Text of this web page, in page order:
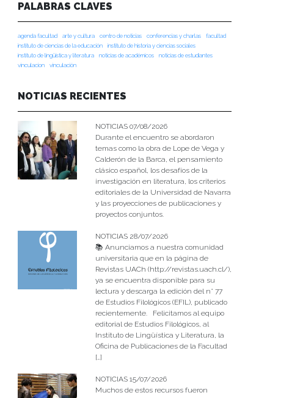
PALABRAS CLAVES
agenda facultad arte y cultura centro de noticias conferencias y charlas
facultad
instituto de ciencias de la educación
instituto de historia y ciencias sociales
instituto de lingüística y literatura
noticias de académicos
noticias de estudiantes
vinculacion
vinculación
NOTICIAS RECIENTES
NOTICIAS 07/08/2026
Durante el encuentro se abordaron
temas como la obra de Lope de Vega y
Calderón de la Barca, el pensamiento
clásico español, los desafíos de la
investigación en literatura, los criterios
editoriales de la Universidad de Navarra
y las proyecciones de publicaciones y
proyectos conjuntos.
NOTICIAS 28/07/2026
📚 Anunciamos a nuestra comunidad
universitaria que en la página de
Revistas UACh (http://revistas.uach.cl/),
ya se encuentra disponible para su
lectura y descarga la edición del n° 77
de Estudios Filológicos (EFIL), publicado
recientemente. Felicitamos al equipo
editorial de Estudios Filológicos, al
Instituto de Lingüística y Literatura, la
Oficina de Publicaciones de la Facultad
[…]
NOTICIAS 15/07/2026
Muchos de estos recursos fueron